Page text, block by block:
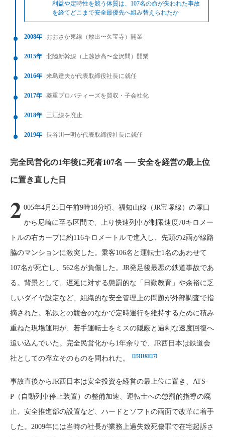
利益や定時性を競う体質は、107名の命が失われた事故
を経てどこまで安全最優先へ組み替えられたか
2008年 おおさか東線（放出〜久宝寺）開業
2015年 北陸新幹線（上越妙高〜金沢間）開業
2016年 来島達夫が代表取締役社長に就任
2017年 菱重プロパティーズを買収・子会社化
2018年 三江線を廃止
2019年 長谷川一明が代表取締役社長に就任
完全民営化の1年後に死者107名 ── 安全を経営の最上位
に置き直した日
2 005年4月25日午前9時18分頃、福知山線（JR宝塚線）の塚口
から尼崎に至る区間で、上り快速列車が制限速度70キロメー
トルの右カーブに約116キロメートルで進入し、先頭の2両が線路
脇のマンションに激突した。乗客106名と運転士1名のあわせて
107名が死亡し、562名が負傷した。JR発足後最悪の鉄道事故であ
る。背景として、遅延に対する懲罰的な「日勤教育」や余裕に乏
しいダイヤ設定など、組織的な安全管理上の問題が外部調査で指
摘された。私鉄との競合のなかで定時運行を維持するために積み
重ねた現場運用が、若手運転士をミスの隠蔽と過剰な速度回復へ
追い込んでいた。完全民営化から1年余りで、JR西日本は鉄道会
社としての存立そのものを問われた。
[15][16][17]
事故直後からJR西日本は安全投資を経営の最上位に置き、ATS-
P（自動列車停止装置）の整備加速、運転士への懲罰的指導の廃
止、安全推進部の設置など、ハードとソフトの両面で改革に着手
した。2009年には当時の社長が業務上過失致死傷罪で在宅起訴さ